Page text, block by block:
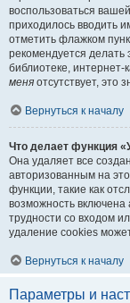
воспользоваться
приходилось вводить
отметить флажком
рекомендуется
библиотеке, интернет-
меня отсутствует, это
Вернуться к началу
Что делает функция
Она удаляет все
авторизованным на
функции, такие как
возможность
трудности со входом
удаление cookies
Вернуться к началу
Параметры и